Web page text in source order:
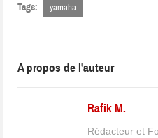
Tags: yamaha
A propos de l'auteur
Rafik M.
Rédacteur et